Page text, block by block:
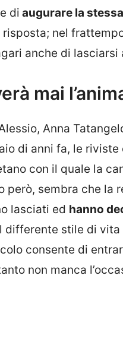
di augurare la
nel
anche di lasciarsi
mai
Anna
di anni fa, le
con il quale la
però, sembra che la
lasciati ed hanno
differente stile di
consente di
non manca